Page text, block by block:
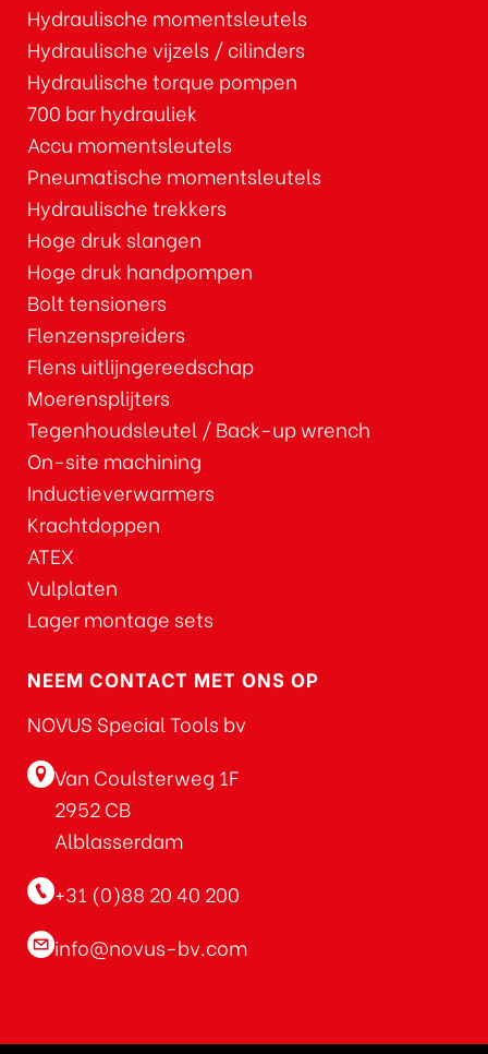
Hydraulische momentsleutels
Hydraulische vijzels / cilinders
Hydraulische torque pompen
700 bar hydrauliek
Accu momentsleutels
Pneumatische momentsleutels
Hydraulische trekkers
Hoge druk slangen
Hoge druk handpompen
Bolt tensioners
Flenzenspreiders
Flens uitlijngereedschap
Moerensplijters
Tegenhoudsleutel / Back-up wrench
On-site machining
Inductieverwarmers
Krachtdoppen
ATEX
Vulplaten
Lager montage sets
NEEM CONTACT MET ONS OP
NOVUS Special Tools bv
Van Coulsterweg 1F
2952 CB
Alblasserdam
+31 (0)88 20 40 200
info@novus-bv.com